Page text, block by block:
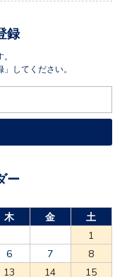
録
してください。
ー
木 金
土
1
6 7
8
13 14
15